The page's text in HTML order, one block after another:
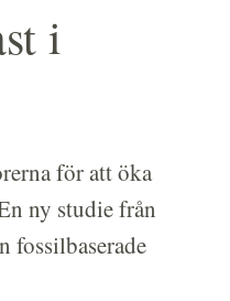
i
för att öka
ny studie från
fossilbaserade